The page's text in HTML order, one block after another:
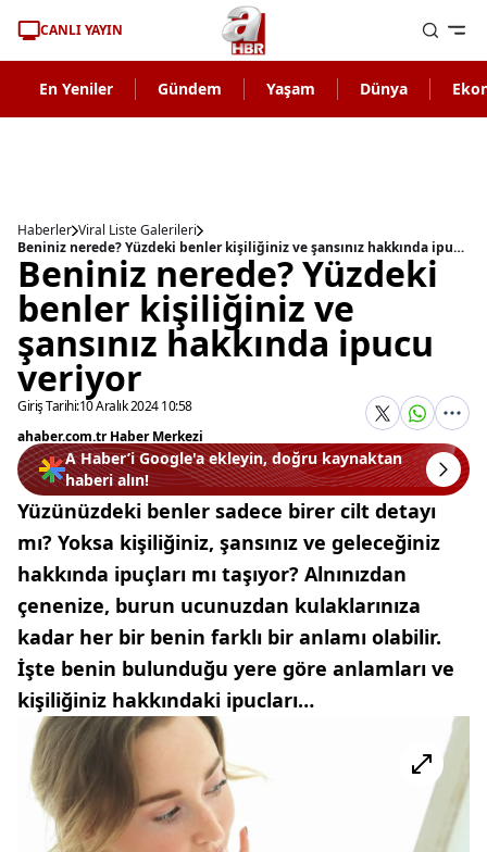
CANLI YAYIN
En Yeniler Gündem Yaşam Dünya
Haberler Viral Liste Galerileri
Beniniz nerede? Yüzdeki benler kişiliğiniz ve şansınız hakkında ipucu veriyor
Beniniz nerede? Yüzdeki
benler kişiliğiniz ve
şansınız hakkında ipucu
veriyor
Giriş Tarihi:10 Aralık 2024 10:58
ahaber.com.tr Haber Merkezi
A Haber’i Google'a ekleyin, doğru kaynaktan
haberi alın!
Yüzünüzdeki benler sadece birer cilt detayı
mı? Yoksa kişiliğiniz, şansınız ve geleceğiniz
hakkında ipuçları mı taşıyor? Alnınızdan
çenenize, burun ucunuzdan kulaklarınıza
kadar her bir benin farklı bir anlamı olabilir.
İşte benin bulunduğu yere göre anlamları ve
kişiliğiniz hakkındaki ipucları…